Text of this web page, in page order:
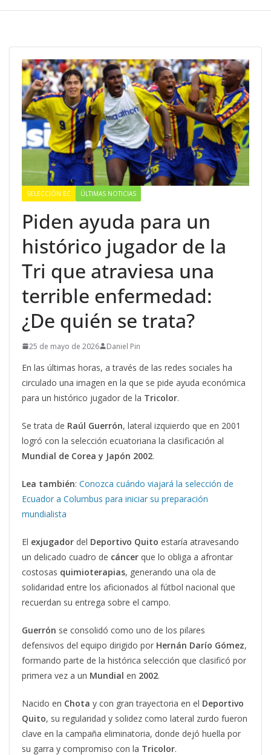
SELECCIÓN EC ÚLTIMAS NOTICIAS
Piden ayuda para un
histórico jugador de la
Tri que atraviesa una
terrible enfermedad:
¿De quién se trata?
25 de mayo de 2026 Daniel Pin
En las últimas horas, a través de las redes sociales ha
circulado una imagen en la que se pide ayuda económica
para un histórico jugador de la Tricolor.
Se trata de Raúl Guerrón, lateral izquierdo que en 2001
logró con la selección ecuatoriana la clasificación al
Mundial de Corea y Japón 2002.
Lea también: Conozca cuándo viajará la selección de
Ecuador a Columbus para iniciar su preparación
mundialista
El exjugador del Deportivo Quito estaría atravesando
un delicado cuadro de cáncer que lo obliga a afrontar
costosas quimioterapias, generando una ola de
solidaridad entre los aficionados al fútbol nacional que
recuerdan su entrega sobre el campo.
Guerrón se consolidó como uno de los pilares
defensivos del equipo dirigido por Hernán Darío Gómez,
formando parte de la histórica selección que clasificó por
primera vez a un Mundial en 2002.
Nacido en Chota y con gran trayectoria en el Deportivo
Quito, su regularidad y solidez como lateral zurdo fueron
clave en la campaña eliminatoria, donde dejó huella por
su garra y compromiso con la Tricolor.